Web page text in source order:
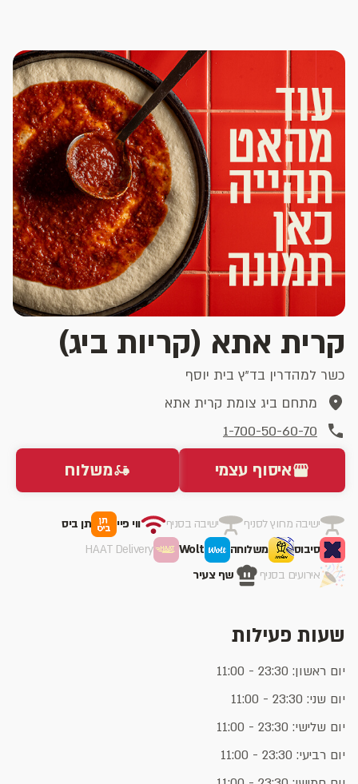
קרית אתא (קריות ביג)
כשר למהדרין בד"ץ בית יוסף
מתחם ביג צומת קרית אתא
1-700-50-60-70
איסוף עצמי משלוח
ישיבה מחוץ לסניף ישיבה בסניף ווי פיי
תן ביס
סיבוס
משלוחה Wolt
HAAT Delivery
אירועים בסניף
שף צעיר
שעות פעילות
יום ראשון: 23:30 - 11:00
יום שני: 23:30 - 11:00
יום שלישי: 23:30 - 11:00
יום רביעי: 23:30 - 11:00